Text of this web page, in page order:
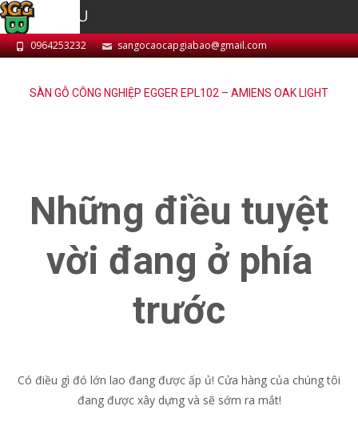
0964253232 sangocaocapgiabao@gmail.com
SÀN GỖ CÔNG NGHIỆP EGGER EPL102 – AMIENS OAK LIGHT
Những điều tuyệt
vời đang ở phía
trước
Có điều gì đó lớn lao đang được ấp ủ! Cửa hàng của chúng tôi
đang được xây dựng và sẽ sớm ra mắt!
MENU